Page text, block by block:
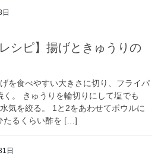
レシピ】揚げときゅうりの
を食べやすい大きさに切り、フライパ
。 きゅうりを輪切りにして塩でも
気を絞る。 1と2をあわせてボウルに
たるくらい酢を […]
日